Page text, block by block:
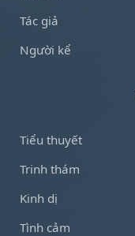
Tác giả
Người kể
Tiểu thuyết
Trinh thám
Kinh dị
Tình cảm